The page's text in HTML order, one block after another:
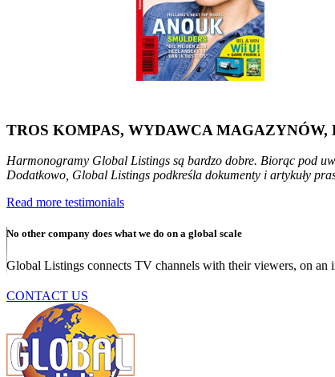
TROS KOMPAS, WYDAWCA
Harmonogramy Global Listings są bardzo dobre. Biorąc pod
Dodatkowo, Global Listings podkreśla dokumenty i artykuły
Read more testimonials
No other company does what we do on a global scale
Global Listings connects TV channels with their viewers, on an
CONTACT US